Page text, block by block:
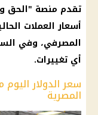
تقدم منصة "الحق
أسعار العملات
المصرفي، وفي
أي تغييرات.
سعر الدولار
المصرية